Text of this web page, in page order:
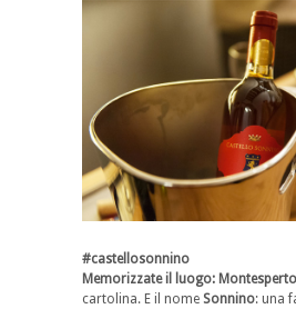
#castellosonnino
Memorizzate il luogo:
cartolina. E il nome Sonnino: una